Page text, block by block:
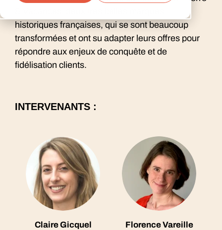
historiques françaises, qui se sont beaucoup
transformées et ont su adapter leurs offres pour
répondre aux enjeux de conquête et de
fidélisation clients.
INTERVENANTS :
Claire Gicquel Florence Vareille